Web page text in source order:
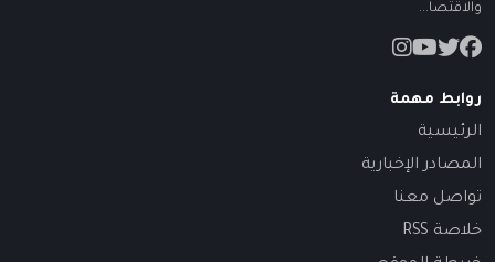
والاقتصا...
روابط مهمة
الرئيسية
المصادر الإخبارية
تواصل معنا
خلاصة RSS